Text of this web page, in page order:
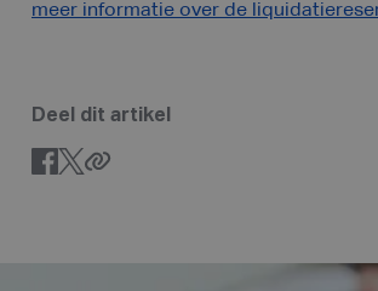
meer informatie over de
Deel dit artikel